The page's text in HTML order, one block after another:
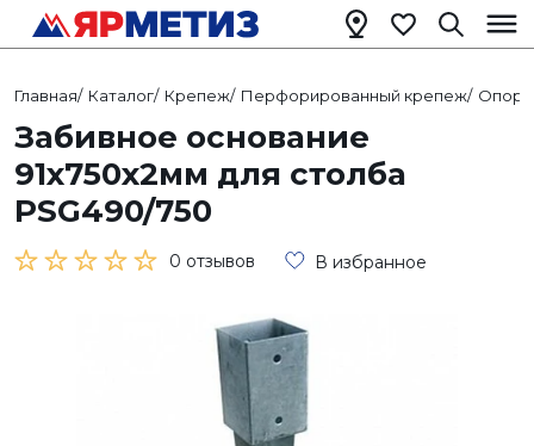
Главная/ Каталог/ Крепеж/ Перфорированный крепеж/
Забивное основание
91х750х2мм для столба
PSG490/750
0 отзывов В избранное